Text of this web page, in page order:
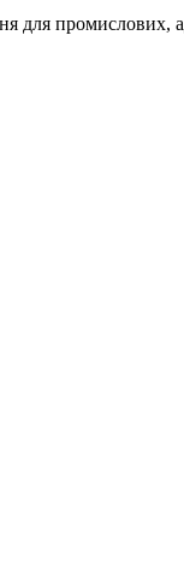
промислових,